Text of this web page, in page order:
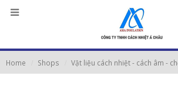
Home Shops Vật liệu cách nhiệt - cách âm -